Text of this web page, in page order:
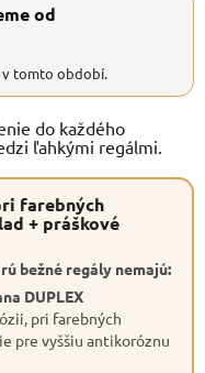
od
v tomto období.
do každého
ľahkými regálmi.
farebných
+ práškové
bežné regály nemajú:
DUPLEX
pri farebných
pre vyššiu antikoróznu